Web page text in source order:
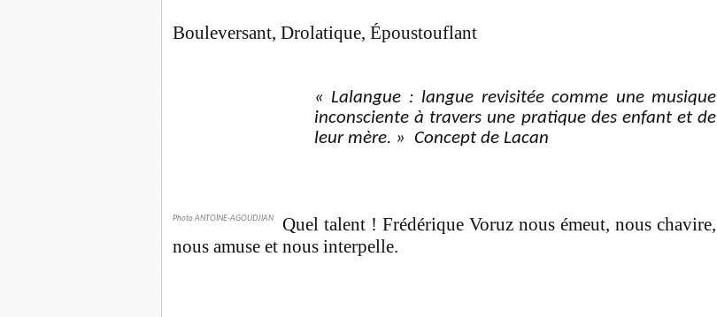
Bouleversant, Drolatique, Époustouflant
« Lalangue : langue revisitée comme une musique
inconsciente à travers une pratique des enfant et de
leur mère. » Concept de Lacan
Photo ANTOINE-AGOUDJIAN
Quel talent ! Frédérique Voruz nous émeut, nous chavire,
nous amuse et nous interpelle.